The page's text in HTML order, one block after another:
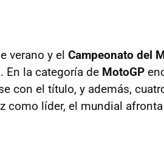
verano y el Campeonato del
En la categoría de MotoGP
con el título, y además,
como líder, el mundial